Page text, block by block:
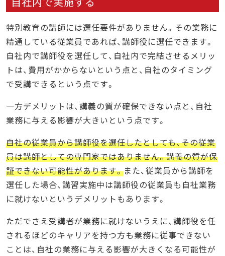
特別教育の講師には選任要件がありません。その業務に
精通している従業員であれば、講師役に選任できます。
自社内で講師役を選任して、自社内で完結させるメリッ
トは、費用がかからないという点と、自社のタイミング
で受講できるという点です。
一方デメリットは、講義の質が確保できない点と、自社
業務に与える影響が大きいという点です。
自社の従業員から講師役を選任したとしても、その従業
員は講師としての専門家ではありません。講義の質が保
証できない可能性があります。また、従業員から講師を
選任した場合、講習実施中は講師役の従業員も自社業務
に就けないというデメリットもあります。
ただでさえ受講者が業務に就けないうえに、講師役を任
されるほどのキャリアを持つ方も業務に従事できない
ことは、自社の業務に与える影響が大きくなる可能性が